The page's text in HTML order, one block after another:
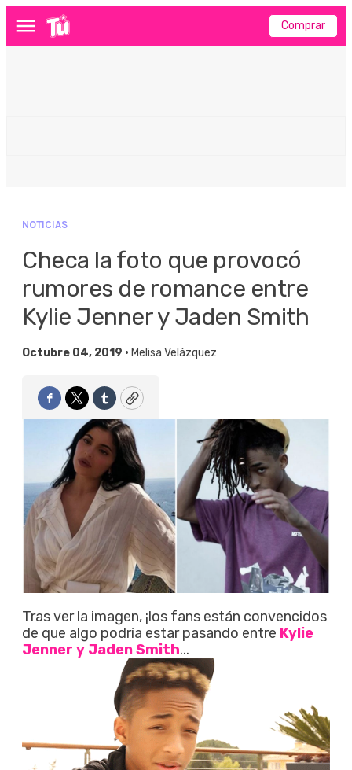
Menú Comprar
NOTICIAS
Checa la foto que provocó
rumores de romance entre
Kylie Jenner y Jaden Smith
Octubre 04, 2019 • Melisa Velázquez
Facebook
TwitterTumblrCopy
Tras ver la imagen, ¡los fans están convencidos
de que algo podría estar pasando entre Kylie
Jenner y Jaden Smith...